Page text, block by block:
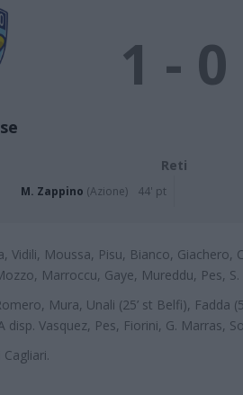
1 - 0
Reti
M. Zappino (Azione) 44' pt
Vidili, Moussa, Pisu, Bianco, Giachero,
Marroccu, Gaye, Mureddu, Pes,
Mura, Unali (25’ st Belfi), Fadda
disp. Vasquez, Pes, Fiorini, G. Marras,